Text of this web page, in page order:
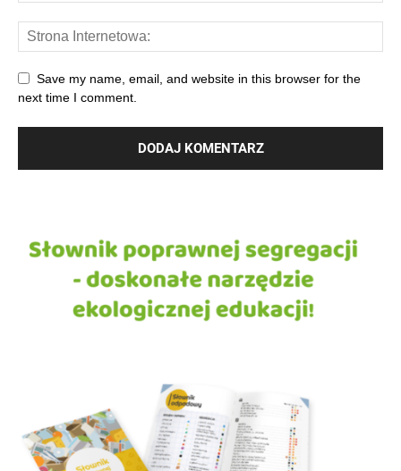
Save my name, email, and website in this browser for the
next time I comment.